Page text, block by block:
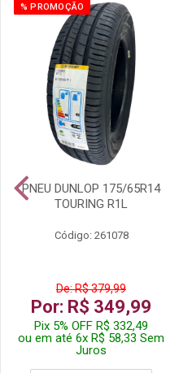
% PROMOÇÃO
PNEU DUNLOP 175/65R14
TOURING R1L
Código: 261078
De: R$ 379,99
Por: R$ 349,99
Pix 5% OFF R$ 332,49
ou em até 6x R$ 58,33 Sem
Juros